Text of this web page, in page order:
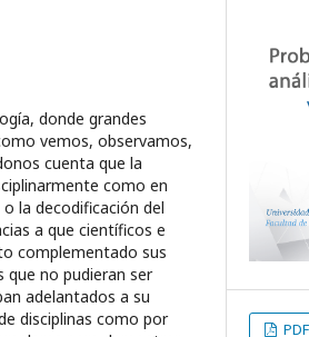
problemáticas actuales que han sido retomadas por alumnos reflejando la manera en que se conciben, abordan, analizan y proponen resolver en un determinado tiempo y espacio. Es por eso que este primer número se titula “Problemáticas actuales: análisis y soluciones”, marcando así el comienzo de este proyecto creado por alumnos para alumnos que comparten el mismo interés y curiosidad por conocer un poco más la dinámica que se maneja en la investigación. Material científico publicado El primer artículo que compone este número nos brinda información importante acerca de los índices de delincuencia que se han reportado en México y la relación que tiene con la edad de los delincuentes, para ello, Ana Teresa Leal Ortega y Gabriela Orozco Calderón realizan una revisión teórica sobre la adolescencia, ya que esta es una etapa crucial en la formación y desarrollo del ser humano, tomando en cuenta también variables importantes como la familia, el ámbito personal y académico. Posteriormente, el siguiente artículo titulado “Utilización de pruebas psicológicas en México. Un análisis exploratorio.” nos brinda información relevante acerca de las pruebas psicológicas que son conocidas y que se utilizan en el país dando pie a una discusión interesante acerca del uso de los mismos en función con el código de ética de nuestra profesión. Además, las temáticas relacionadas a las relaciones afectivas han sido de gran interés para muchos investigadores, claro ejemplo es el artículo titulado “Infidelidad y Codependencia en Parejas Homosexuales y Heterosexuales”, donde las alumnas que se han dedicado al planteamiento y desarrollo de este capítulo abordando una temática que ha sido poco estudiada: las parejas homosexuales. Este artículo muestra interesantes resultados que permiten establecer una diferencia notable que sin duda permitirá seguir investigando sobre el tema. Apropósito de abordar temas de interés actuales, Fátima de Rayo Reyes Chávez desarrolló el artículo “Ansiedad en mujeres expuestas a violencia de género en redes sociales” encontrando importantes resultados acerca de la manera en que se vive directa e indirectamente la violencia en redes sociales, proponiendo así la generación de estrategias de acompañamiento psicológico que se enfoquen en esta población. Finalmente, y no menos importante, contamos con el artículo de una investigadora Colombiana cuyo interés por la investigación la ha llevado a ser coordinadora del semillero de investigación Intellectus en la Universidad de Santander. Jenny Paola Vera Araque realizó este trabajo para contribuir al desarrollo de métodos de identificación en la salud de los trabajadores, centrándose así en analizar la relación entre dimensiones sintomátic
PDF